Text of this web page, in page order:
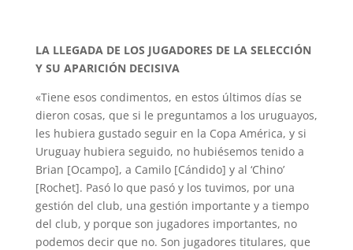
LA LLEGADA DE LOS JUGADORES DE LA SELECCIÓN
Y SU APARICIÓN DECISIVA
«Tiene esos condimentos, en estos últimos días se
dieron cosas, que si le preguntamos a los uruguayos,
les hubiera gustado seguir en la Copa América, y si
Uruguay hubiera seguido, no hubiésemos tenido a
Brian [Ocampo], a Camilo [Cándido] y al ‘Chino’
[Rochet]. Pasó lo que pasó y los tuvimos, por una
gestión del club, una gestión importante y a tiempo
del club, y porque son jugadores importantes, no
podemos decir que no. Son jugadores titulares, que